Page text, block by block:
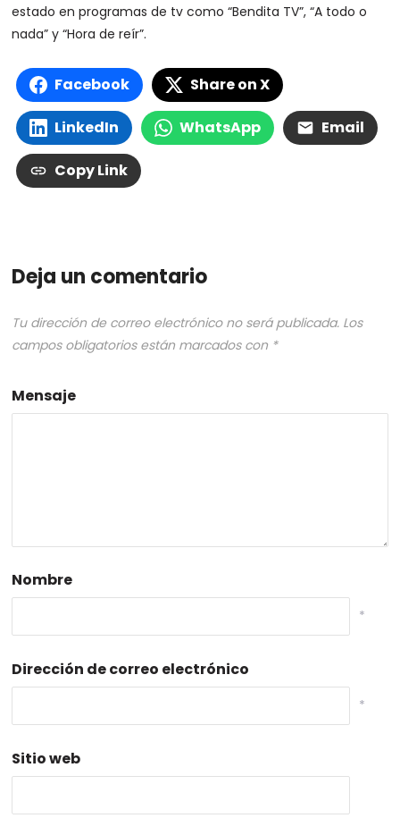
estado en programas de tv como “Bendita TV”, “A todo o
nada” y “Hora de reír”.
Facebook Share on X
LinkedIn WhatsApp Email
Copy Link
Deja un comentario
Tu dirección de correo electrónico no será publicada. Los
campos obligatorios están marcados con *
Mensaje
Nombre
*
Dirección de correo electrónico
*
Sitio web